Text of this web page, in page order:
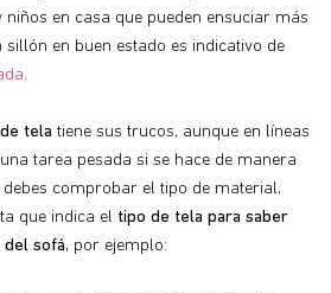
niños en casa que pueden ensuciar más
sillón en buen estado es indicativo de
.
tela tiene sus trucos, aunque en líneas
tarea pesada si se hace de manera
comprobar el tipo de material,
que indica el tipo de tela para saber
sofá, por ejemplo: